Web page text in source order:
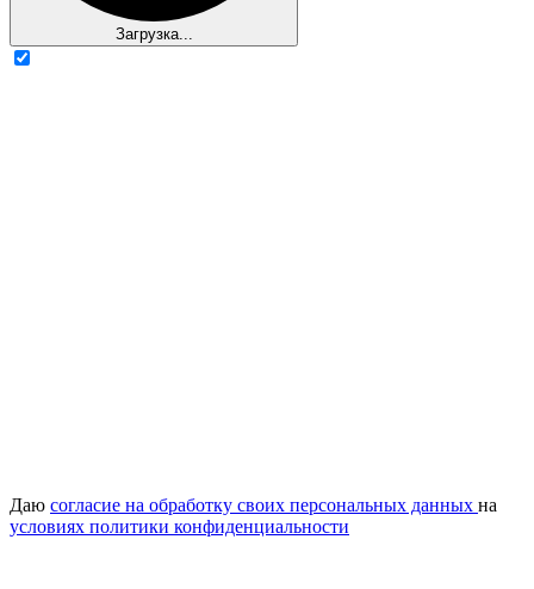
Загрузка...
Даю согласие на обработку своих персональных данных на
условиях политики конфиденциальности